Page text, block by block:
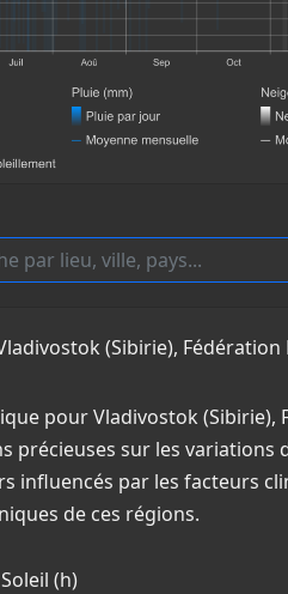
(Sibirie), Fédération
pour Vladivostok (Sibirie),
précieuses sur les variations
influencés par les facteurs
de ces régions.
Soleil (h)